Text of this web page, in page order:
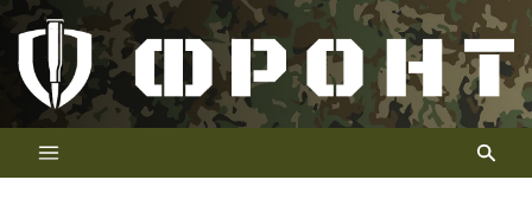
Скип
цонтент
Телевизија ФРОНТ
Први војни канал у Србији